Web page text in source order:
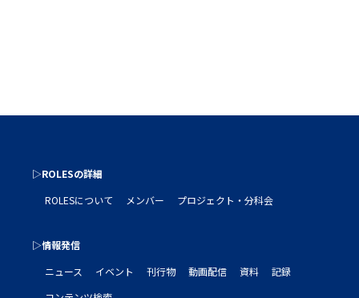
▷ROLESの詳細
ROLESについて
メンバー プロジェクト・分科会
▷情報発信
ニュース
イベント 刊行物 動画配信 資料
記録